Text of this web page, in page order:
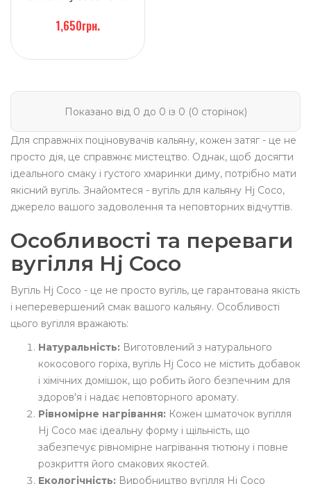
1,650грн.
Показано від 0 до 0 із 0 (0 сторінок)
Для справжніх поціновувачів кальяну, кожен затяг - це не
просто дія, це справжнє мистецтво. Однак, щоб досягти
ідеального смаку і густого хмаринки диму, потрібно мати
якісний вугіль. Знайомтеся - вугіль для кальяну Hj Coco,
джерело вашого задоволення та неповторних відчуттів.
Особливості та переваги
вугілля Hj Coco
Вугіль Hj Coco - це не просто вугіль, це гарантована якість
і неперевершений смак вашого кальяну. Особливості
цього вугілля вражають:
Натуральність: Виготовлений з натурального
кокосового горіха, вугіль Hj Coco не містить добавок
і хімічних домішок, що робить його безпечним для
здоров'я і надає неповторного аромату.
Рівномірне нагрівання: Кожен шматочок вугілля
Hj Coco має ідеальну форму і щільність, що
забезпечує рівномірне нагрівання тютюну і повне
розкриття його смакових якостей.
Екологічність: Виробництво вугілля Hj Coco